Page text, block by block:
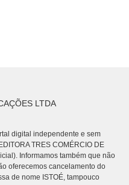
LTDA
digital independente e sem
TRES COMÉRCIO DE
Informamos também que não
oferecemos cancelamento do
de nome ISTOÉ, tampouco